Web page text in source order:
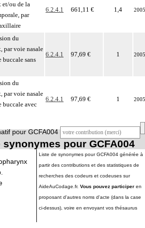
et/ou de la
par
6.2.4.1 661,11 € 1,4 2005
du
par voie nasale
buccale sans
6.2.4.1 97,69 € 1 2005
du
par voie nasale
buccale avec
6.2.4.1 97,69 € 1 2005
pour GCFA004
pour GCFA004
Liste de synonymes pour GCFA004 générée à
partir des contributions et des statistiques de
recherches des codeurs et codeuses sur
AideAuCodage.fr. Vous pouvez participer en
proposant d'autres noms d'acte (dans la case
ci-dessus), voire en envoyant vos thésaurus